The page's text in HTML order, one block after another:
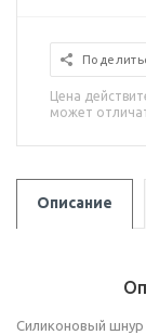
Цена
может
Описание
Силиконовый шнур